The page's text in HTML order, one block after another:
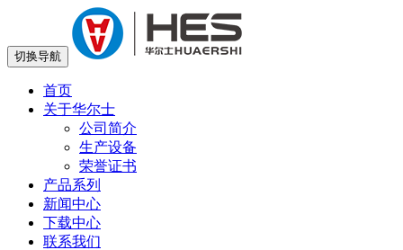
切换导航
首页
关于华尔士
公司简介
生产设备
荣誉证书
产品系列
新闻中心
下载中心
联系我们